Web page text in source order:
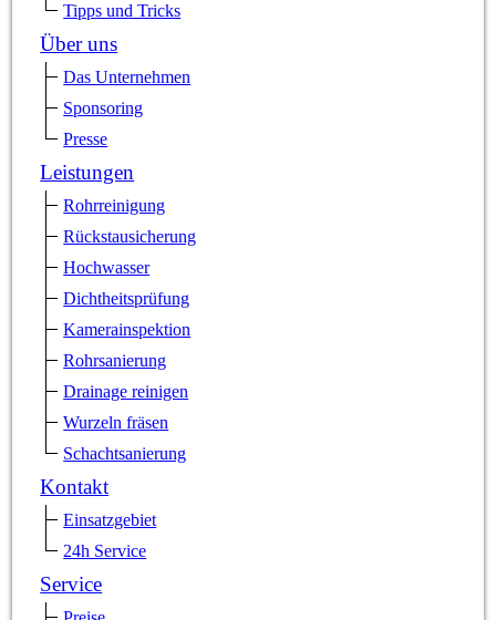
Tipps und Tricks
Über uns
Das Unternehmen
Sponsoring
Presse
Leistungen
Rohrreinigung
Rückstausicherung
Hochwasser
Dichtheitsprüfung
Kamerainspektion
Rohrsanierung
Drainage reinigen
Wurzeln fräsen
Schachtsanierung
Kontakt
Einsatzgebiet
24h Service
Service